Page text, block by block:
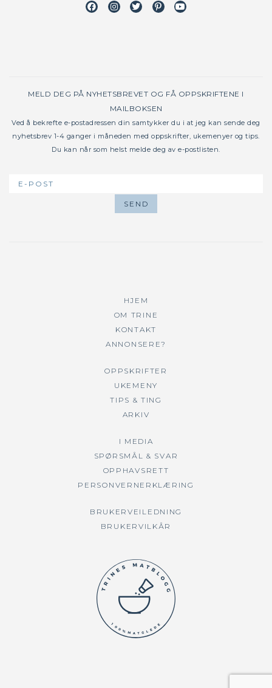
FacebookInstagram
TwitterPinterestYoutube
MELD DEG PÅ NYHETSBREVET OG FÅ OPPSKRIFTENE I
MAILBOKSEN
Ved å bekrefte e-postadressen din samtykker du i at jeg kan sende deg
nyhetsbrev 1-4 ganger i måneden med oppskrifter, ukemenyer og tips.
Du kan når som helst melde deg av e-postlisten.
HJEM
OM TRINE
KONTAKT
ANNONSERE?
OPPSKRIFTER
UKEMENY
TIPS & TING
ARKIV
I MEDIA
SPØRSMÅL & SVAR
OPPHAVSRETT
PERSONVERNERKLÆRING
BRUKERVEILEDNING
BRUKERVILKÅR